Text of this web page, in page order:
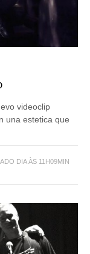
videoclip
una estetica que
DIA ÀS 11H09MIN